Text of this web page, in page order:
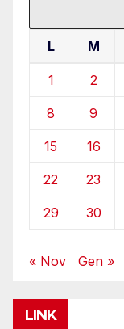
L M
1 2
8 9
15 16
22 23
29 30
« Nov Gen »
LINK